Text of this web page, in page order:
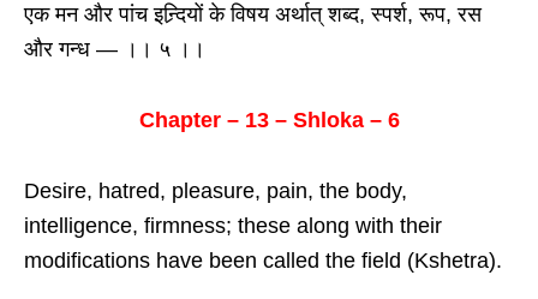
एक मन और पांच इन्र्दियों के विषय अर्थात् शब्द, स्पर्श, रूप, रस
और गन्ध — ।। ५ ।।
Chapter – 13 – Shloka – 6
Desire, hatred, pleasure, pain, the body,
intelligence, firmness; these along with their
modifications have been called the field (Kshetra).